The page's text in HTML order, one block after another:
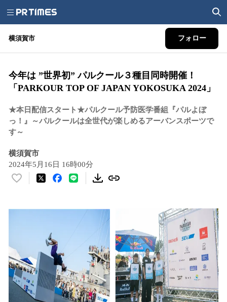
横須賀市 フォロー
今年は ”世界初” パルクール３種目同時開催！
「PARKOUR TOP OF JAPAN YOKOSUKA 2024」
★本日配信スタート★パルクール予防医学番組『パルよぼ
っ！』～パルクールは全世代が楽しめるアーバンスポーツで
す～
横須賀市
2024年5月16日 16時00分
い
み
込
み
中